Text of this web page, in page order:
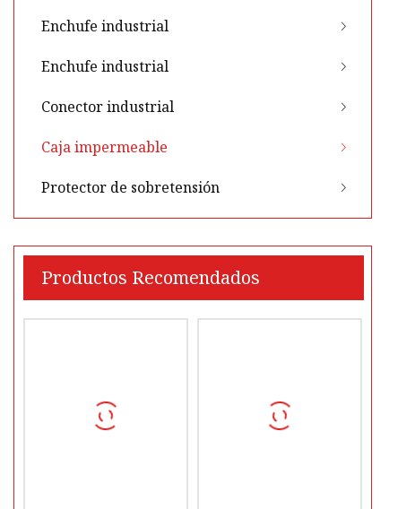
Enchufe industrial
Enchufe industrial
Conector industrial
Caja impermeable
Protector de sobretensión
Productos Recomendados